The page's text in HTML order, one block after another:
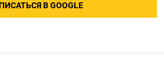
В GOOGLE